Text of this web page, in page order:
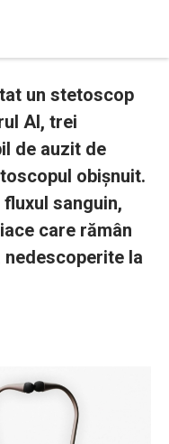
un stetoscop
AI, trei
de auzit de
obișnuit.
sanguin,
care rămân
nedescoperite la